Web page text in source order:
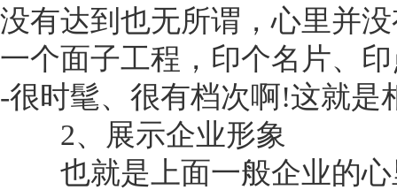
没有达到也无所谓，心里并
一个面子工程，印个名片、
-很时髦、很有档次啊!这就是
2、展示企业形象
也就是上面一般企业的心